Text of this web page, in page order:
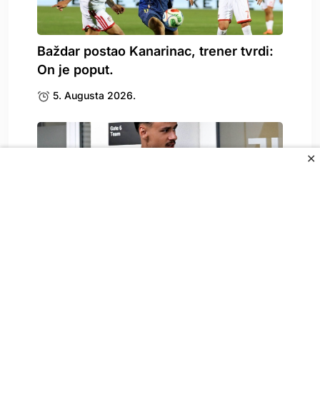
✕
Baždar postao Kanarinac, trener tvrdi:
On je poput.
5. Augusta 2026.